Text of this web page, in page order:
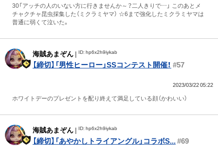
30「アッチの人のいない方に行きませんか～？二人きりで…」 このあとメ
チャクチャ昆虫採集した（ミクラミヤマ） ☆6まで強化したミクラミヤマは
普通に弱くて泣いた。
海賊あまぞん | ID: hp6x2h9iykab
【締切】「男性ヒーロー」SSコンテスト開催！ #57
2023/03/22 05:22
ホワイトデーのプレゼントを配り終えて満足している顔（かわいい）
海賊あまぞん | ID: hp6x2h9iykab
【締切】「あやかしトライアングル」コラボS...#69